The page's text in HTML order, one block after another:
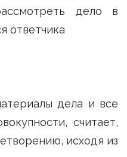
дело в
ответчика
дела и все
считает,
исходя из